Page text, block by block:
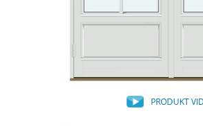
PRODUKT